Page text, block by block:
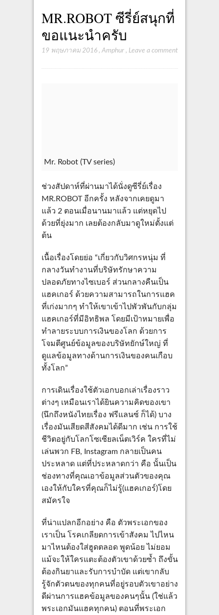
MR.ROBOT ซีรี่ย์สนุกที่
ขอแนะนำครับ
19 พฤษภาคม 2016, Amphur, Leave a comment
Mr. Robot (TV series)
ช่วงสัปดาห์ที่ผ่านมาได้นั่งดูซีรี่ย์เรื่อง
MR.ROBOT อีกครั้ง หลังจากเคยดูมา
แล้ว 2 ตอนเมื่อนานมาแล้ว แต่หยุดไป
ด้วยที่ยุ่งมาก เลยต้องกลับมาดูใหม่ตั้งแต่
ต้น
เนื้อเรื่องโดยย่อ “เกี่ยวกับวิศกรหนุ่ม ที่
กลางวันทำงานที่บริษัทรักษาความ
ปลอดภัยทางไซเบอร์ ส่วนกลางคืนเป็น
แฮคเกอร์ ด้วยความสามารถในการแฮค
ที่เก่งมากๆ ทำให้เขาเข้าไปพัวพันกับกลุ่ม
แฮคเกอร์ที่มีอิทธิพล โดยมีเป้าหมายเพื่อ
ทำลายระบบการเงินของโลก ด้วยการ
โจมตีศูนย์ข้อมูลของบริษัทยักษ์ใหญ่ ที่
ดูแลข้อมูลทางด้านการเงินของคนเกือบ
ทั้งโลก”
การเดินเรื่องใช้ตัวเอกบอกเล่าเรื่องราว
ต่างๆ เหมือนเราได้ยินความคิดของเขา
(นึกถึงหนังไทยเรื่อง ฟรีแลนซ์ ก็ได้) บาง
เรื่องมันเสียดสีสังคมได้ดีมาก เช่น การใช้
ชีวิตอยู่กับโลกโซเซียลเน็ตเวิร์ค ใครที่ไม่
เล่นพวก FB, Instagram กลายเป็นคน
ประหลาด แต่ที่ประหลาดกว่า คือ นั้นเป็น
ช่องทางที่คุณเอาข้อมูลส่วนตัวของคุณ
เองให้กับใครที่คุณก็ไม่รู้(แฮคเกอร์)โดย
สมัครใจ
ที่น่าแปลกอีกอย่าง คือ ตัวพระเอกของ
เราเป็น โรคเกลียดการเข้าสังคม ไปไหน
มาไหนต้องใส่ฮูดตลอด พูดน้อย ไม่ยอม
แม้จะให้ใครแตะต้องตัวเขาด้วยซ้ำ ถึงขั้น
ต้องกินยาและรับการบำบัด แต่เขากลับ
รู้จักตัวตนของทุกคนที่อยู่รอบตัวเขาอย่าง
ดีผ่านการแฮคข้อมูลของคนๆนั้น (ใช่แล้ว
พระเอกมันแฮคทุกคน) ตอนที่พระเอก